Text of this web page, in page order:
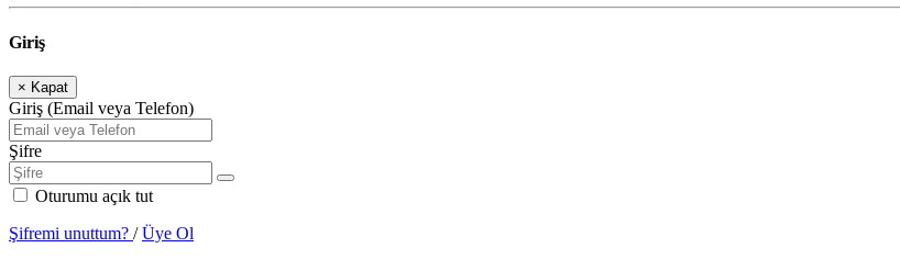
Giriş
× Kapat
Giriş (Email veya Telefon)
Şifre
Oturumu açık tut
Şifremi unuttum? /Üye Ol